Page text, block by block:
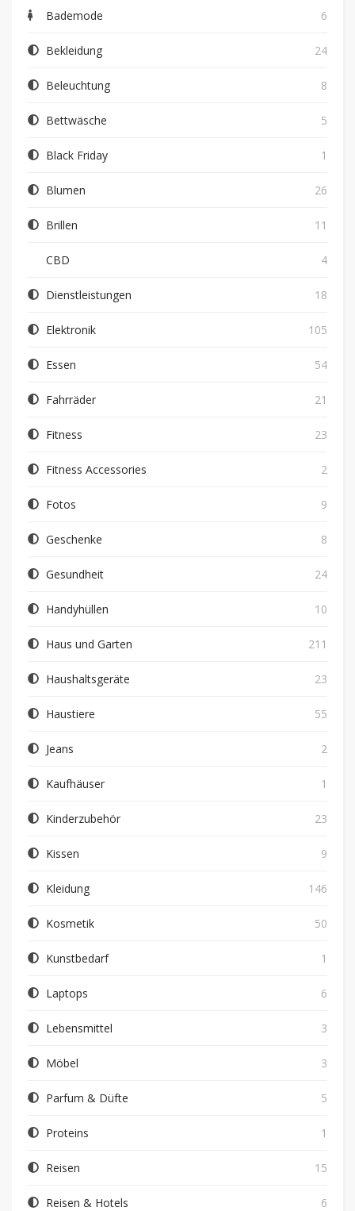
Bademode 6
Bekleidung 24
Beleuchtung 8
Bettwäsche 5
Black Friday 1
Blumen 26
Brillen 11
CBD 4
Dienstleistungen 18
Elektronik 105
Essen 54
Fahrräder 21
Fitness 23
Fitness Accessories 2
Fotos 9
Geschenke 8
Gesundheit 24
Handyhüllen 10
Haus und Garten 211
Haushaltsgeräte 23
Haustiere 55
Jeans 2
Kaufhäuser 1
Kinderzubehör 23
Kissen 9
Kleidung 146
Kosmetik 50
Kunstbedarf 1
Laptops 6
Lebensmittel 3
Möbel 3
Parfum & Düfte 5
Proteins 1
Reisen 15
Reisen & Hotels 6